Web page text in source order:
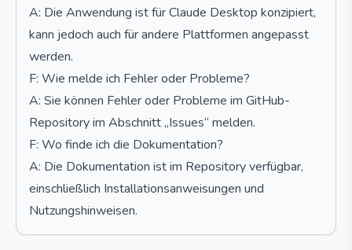
A: Die Anwendung ist für Claude Desktop konzipiert,
kann jedoch auch für andere Plattformen angepasst
werden.
F: Wie melde ich Fehler oder Probleme?
A: Sie können Fehler oder Probleme im GitHub-
Repository im Abschnitt „Issues“ melden.
F: Wo finde ich die Dokumentation?
A: Die Dokumentation ist im Repository verfügbar,
einschließlich Installationsanweisungen und
Nutzungshinweisen.